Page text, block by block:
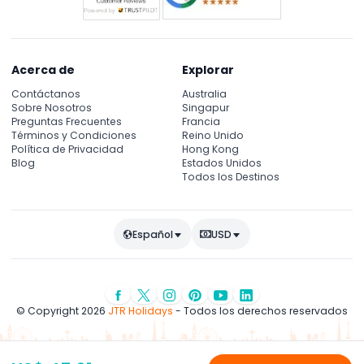
Acerca de
Contáctanos
Sobre Nosotros
Preguntas Frecuentes
Términos y Condiciones
Política de Privacidad
Blog
Explorar
Australia
Singapur
Francia
Reino Unido
Hong Kong
Estados Unidos
Todos los Destinos
Español USD
© Copyright 2026 JTR Holidays - Todos los derechos reservados